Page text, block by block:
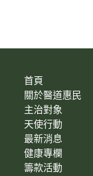
首頁
關於醫道惠民
主治對象
天使行動
最新消息
健康專欄
籌款活動